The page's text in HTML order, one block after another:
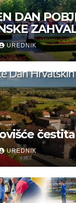
DAN
UREDNIK
čestita
UREDNIK